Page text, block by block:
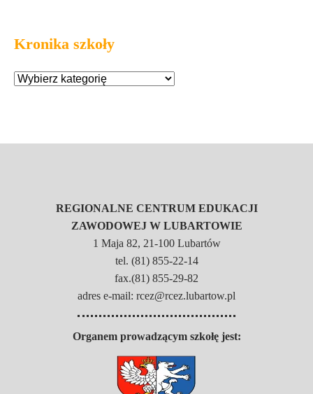
Kronika szkoły
REGIONALNE CENTRUM EDUKACJI
ZAWODOWEJ W LUBARTOWIE
1 Maja 82, 21-100 Lubartów
tel. (81) 855-22-14
fax.(81) 855-29-82
adres e-mail: rcez@rcez.lubartow.pl
Organem prowadzącym szkołę jest: